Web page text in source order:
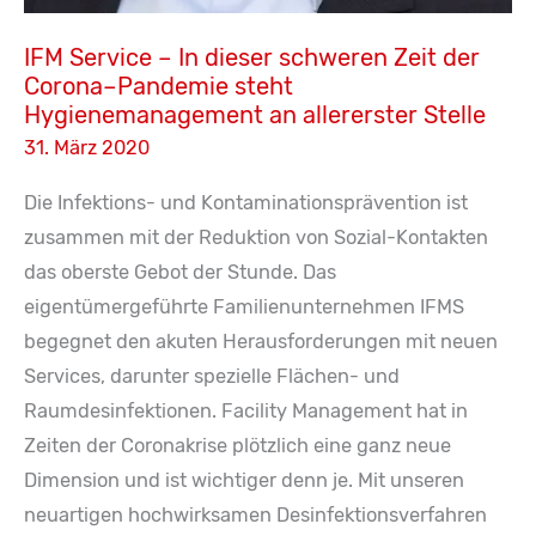
IFM Service – In dieser schweren Zeit der
Corona–Pandemie steht
Hygienemanagement an allererster Stelle
31. März 2020
Die Infektions- und Kontaminationsprävention ist
zusammen mit der Reduktion von Sozial-Kontakten
das oberste Gebot der Stunde. Das
eigentümergeführte Familienunternehmen IFMS
begegnet den akuten Herausforderungen mit neuen
Services, darunter spezielle Flächen- und
Raumdesinfektionen. Facility Management hat in
Zeiten der Coronakrise plötzlich eine ganz neue
Dimension und ist wichtiger denn je. Mit unseren
neuartigen hochwirksamen Desinfektionsverfahren